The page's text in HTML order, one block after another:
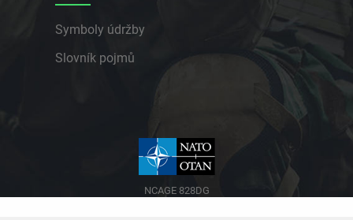
Symboly údržby
Slovník pojmů
NCAGE 828DG